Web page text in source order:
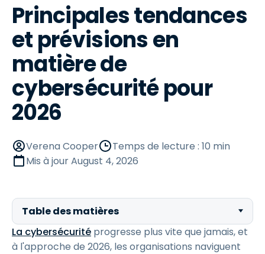
Principales tendances
et prévisions en
matière de
cybersécurité pour
2026
Verena Cooper
Temps de lecture : 10 min
Mis à jourAugust 4, 2026
Table des matières
La cybersécurité progresse plus vite que jamais, et
à l'approche de 2026, les organisations naviguent